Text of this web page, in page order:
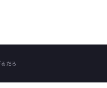
だろ